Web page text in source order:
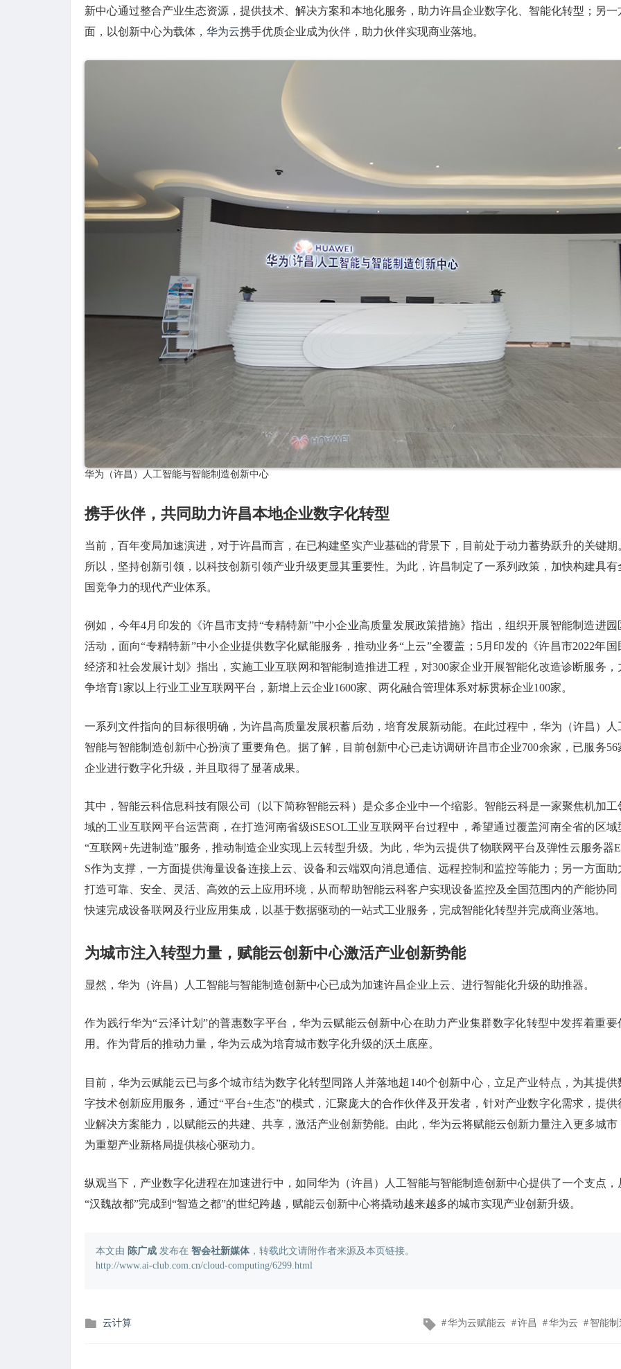
新中心通过整合产业生态资源，提供技术、解决方案和本地化服务，助力许昌企业数字化、智能化转型；另一
面，以创新中心为载体， 华为云携手优质企业成为伙伴，助力伙伴实现商业落地。
华为（许昌）人工智能与智能制造创新中心
携手伙伴，共同助力许昌本地企业数字化转型
当前，百年变局加速演进，对于许昌而言，在已构建坚实产业基础的背景下，目前处于动力蓄势跃升的关键期
所以，坚持创新引领，以科技创新引领产业升级更显其重要性。为此，许昌制定了一系列政策，加快构建具有
国竞争力的现代产业体系。
例如，今年4月印发的《许昌市支持“专精特新”中小企业高质量发展政策措施》指出，组织开展智能制造进园
活动，面向“专精特新”中小企业提供数字化赋能服务，推动业务“上云”全覆盖；5月印发的《许昌市2022年国
经济和社会发展计划》指出，实施工业互联网和智能制造推进工程，对300家企业开展智能化改造诊断服务，
争培育1家以上行业工业互联网平台，新增上云企业1600家、两化融合管理体系对标贯标企业100家。
一系列文件指向的目标很明确，为许昌高质量发展积蓄后劲，培育发展新动能。在此过程中，华为（许昌）人
智能与智能制造创新中心扮演了重要角色。据了解，目前创新中心已走访调研许昌市企业700余家，已服务56
企业进行数字化升级，并且取得了显著成果。
其中，智能云科信息科技有限公司（以下简称智能云科）是众多企业中一个缩影。智能云科是一家聚焦机加工
域的工业互联网平台运营商，在打造河南省级iSESOL工业互联网平台过程中，希望通过覆盖河南全省的区域
“互联网+先进制造”服务，推动制造企业实现上云转型升级。为此，华为云提供了物联网平台及弹性云服务器
S作为支撑，一方面提供海量设备连接上云、设备和云端双向消息通信、远程控制和监控等能力；另一方面助
打造可靠、安全、灵活、高效的云上应用环境，从而帮助智能云科客户实现设备监控及全国范围内的产能协同
快速完成设备联网及行业应用集成，以基于数据驱动的一站式工业服务，完成智能化转型并完成商业落地。
为城市注入转型力量，赋能云创新中心激活产业创新势能
显然，华为（许昌）人工智能与智能制造创新中心已成为加速许昌企业上云、进行智能化升级的助推器。
作为践行华为“云泽计划”的普惠数字平台，华为云赋能云创新中心在助力产业集群数字化转型中发挥着重要
用。作为背后的推动力量，华为云成为培育城市数字化升级的沃土底座。
目前，华为云赋能云已与多个城市结为数字化转型同路人并落地超140个创新中心，立足产业特点，为其提供
字技术创新应用服务，通过“平台+生态”的模式，汇聚庞大的合作伙伴及开发者，针对产业数字化需求，提供
业解决方案能力，以赋能云的共建、共享，激活产业创新势能。由此，华为云将赋能云创新力量注入更多城市
为重塑产业新格局提供核心驱动力。
纵观当下，产业数字化进程在加速进行中，如同华为（许昌）人工智能与智能制造创新中心提供了一个支点，
“汉魏故都”完成到“智造之都”的世纪跨越，赋能云创新中心将撬动越来越多的城市实现产业创新升级。
本文由 陈广成 发布在 智会社新媒体，转载此文请附作者来源及本页链接。
http://www.ai-club.com.cn/cloud-computing/6299.html
发
云计算
文华为云赋能云 许昌 华为云 智能制